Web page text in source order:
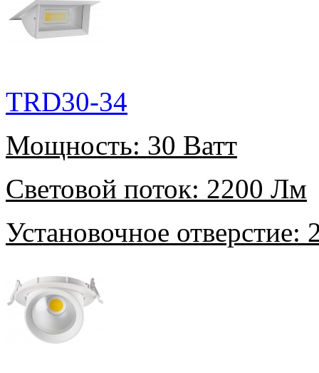
TRD30-34
Мощность: 30 Ватт
Световой поток: 2200 Лм
Установочное отверстие: